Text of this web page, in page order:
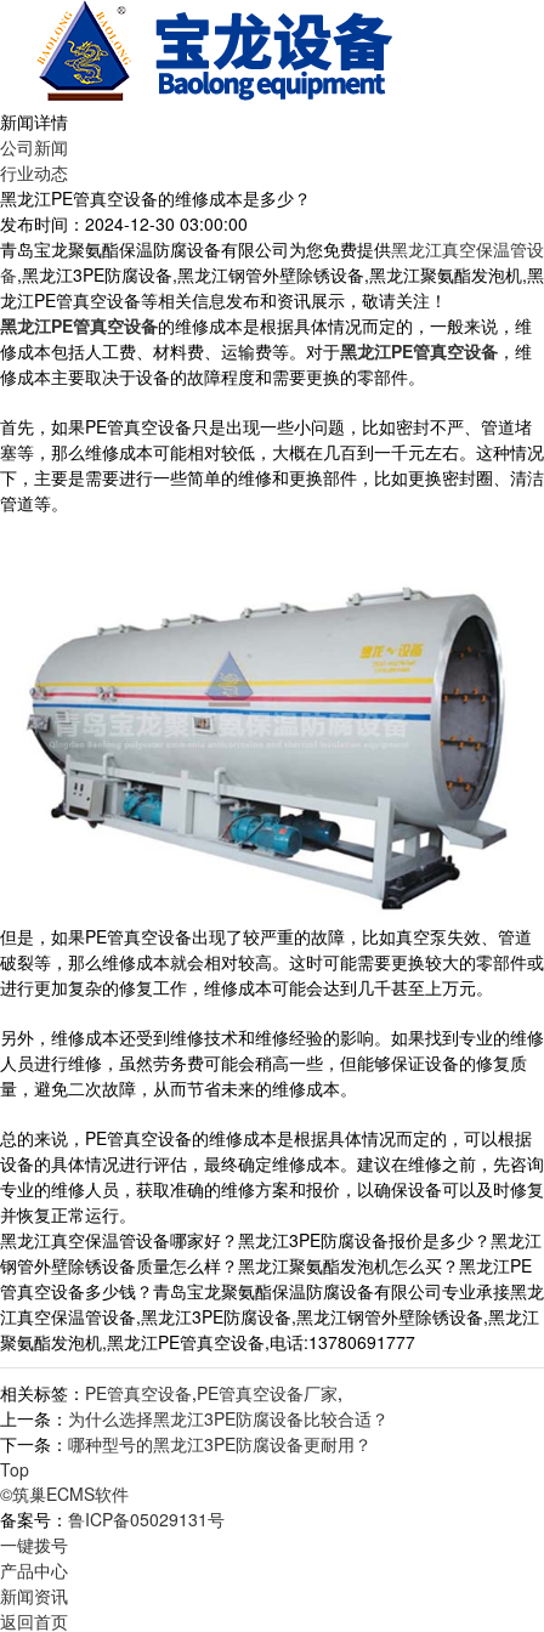
新闻详情
公司新闻
行业动态
黑龙江PE管真空设备的维修成本是多少？
发布时间：2024-12-30 03:00:00
青岛宝龙聚氨酯保温防腐设备有限公司为您免费提供黑龙江真空保温管设
备,黑龙江3PE防腐设备,黑龙江钢管外壁除锈设备,黑龙江聚氨酯发泡机,黑
龙江PE管真空设备等相关信息发布和资讯展示，敬请关注！
黑龙江PE管真空设备的维修成本是根据具体情况而定的，一般来说，维
修成本包括人工费、材料费、运输费等。对于黑龙江PE管真空设备 ，维
修成本主要取决于设备的故障程度和需要更换的零部件。
首先，如果PE管真空设备只是出现一些小问题，比如密封不严、管道堵
塞等，那么维修成本可能相对较低，大概在几百到一千元左右。这种情况
下，主要是需要进行一些简单的维修和更换部件，比如更换密封圈、清洁
管道等。
但是，如果PE管真空设备出现了较严重的故障，比如真空泵失效、管道
破裂等，那么维修成本就会相对较高。这时可能需要更换较大的零部件或
进行更加复杂的修复工作，维修成本可能会达到几千甚至上万元。
另外，维修成本还受到维修技术和维修经验的影响。如果找到专业的维修
人员进行维修，虽然劳务费可能会稍高一些，但能够保证设备的修复质
量，避免二次故障，从而节省未来的维修成本。
总的来说，PE管真空设备的维修成本是根据具体情况而定的，可以根据
设备的具体情况进行评估，最终确定维修成本。建议在维修之前，先咨询
专业的维修人员，获取准确的维修方案和报价，以确保设备可以及时修复
并恢复正常运行。
黑龙江真空保温管设备哪家好？黑龙江3PE防腐设备报价是多少？黑龙江
钢管外壁除锈设备质量怎么样？黑龙江聚氨酯发泡机怎么买？黑龙江PE
管真空设备多少钱？青岛宝龙聚氨酯保温防腐设备有限公司专业承接黑龙
江真空保温管设备,黑龙江3PE防腐设备,黑龙江钢管外壁除锈设备,黑龙江
聚氨酯发泡机,黑龙江PE管真空设备,电话:13780691777
相关标签： PE管真空设备,PE管真空设备厂家,
上一条： 为什么选择黑龙江3PE防腐设备比较合适？
下一条： 哪种型号的黑龙江3PE防腐设备更耐用？
Top
©筑巢ECMS软件
备案号： 鲁ICP备05029131号
一键拨号
产品中心
新闻资讯
返回首页